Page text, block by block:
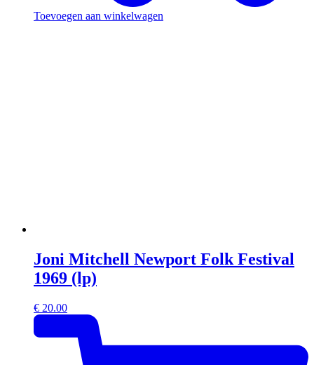
Toevoegen aan winkelwagen
Joni Mitchell Newport Folk Festival
1969 (lp)
€ 20.00